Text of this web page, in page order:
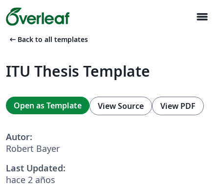
menu
arrow_left_alt Back to all templates
ITU Thesis Template
Open as Template View Source View PDF
Autor:
Robert Bayer
Last Updated:
hace 2 años